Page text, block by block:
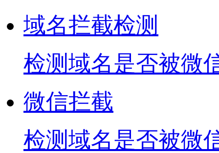
域名拦截检测
检测域名是否被微
微信拦截
检测域名是否被微